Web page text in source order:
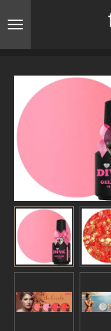
direct
hoofdinhoud